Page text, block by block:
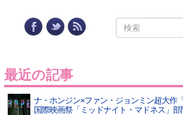
最近の記事
ナ・ホンジン×ファン・ジョンミン超大作
国際映画祭「ミッドナイト・マドネス」